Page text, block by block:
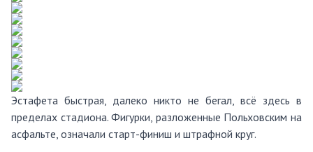
Эстафета быстрая, далеко никто не бегал, всё здесь в
пределах стадиона. Фигурки, разложенные Польховским на
асфальте, означали старт-финиш и штрафной круг.